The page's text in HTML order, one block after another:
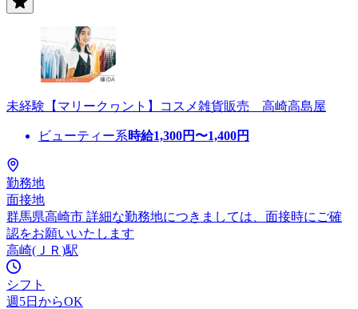
未経験【マリークヮント】コスメ雑貨販売 高崎高島屋
ビューティー系時給1,300円〜1,400円
勤務地
面接地
群馬県高崎市 詳細な勤務地につきましては、面接時にご確
認をお願いいたします
高崎(ＪＲ)駅
シフト
週5日からOK